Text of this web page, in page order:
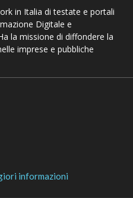
in Italia di testate e portali
Digitale e
la missione di diffondere la
imprese e pubbliche
informazioni